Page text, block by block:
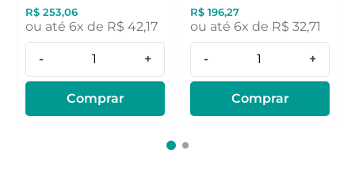
R$ 253,06
ou até 6x de R$ 42,17
- +
Comprar
R$ 196,27
ou até 6x de R$ 32,71
- +
Comprar